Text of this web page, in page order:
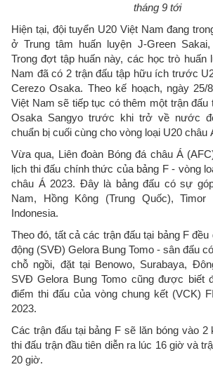
tháng 9 tới
Hiện tại, đội tuyển U20 Việt Nam đang
ở Trung tâm huấn luyện J-Green
Trong đợt tập huấn này, các học trò huấn
Nam đã có 2 trận đấu tập hữu ích trước
Cerezo Osaka. Theo kế hoạch, ngày 25/
Việt Nam sẽ tiếp tục có thêm một trận
Osaka Sangyo trước khi trở về nước
chuẩn bị cuối cùng cho vòng loại U20 châu
Vừa qua, Liên đoàn Bóng đá châu Á
lịch thi đấu chính thức của bảng F - vòng
châu Á 2023. Đây là bảng đấu có sự
Nam, Hồng Kông (Trung Quốc),
Indonesia.
Theo đó, tất cả các trận đấu tại bảng F
động (SVĐ) Gelora Bung Tomo - sân đấu
chỗ ngồi, đặt tại Benowo, Surabaya,
SVĐ Gelora Bung Tomo cũng được biết
điểm thi đấu của vòng chung kết (VCK)
2023.
Các trận đấu tại bảng F sẽ lăn bóng vào 2
thi đấu trận đầu tiên diễn ra lúc 16 giờ và
20 giờ.